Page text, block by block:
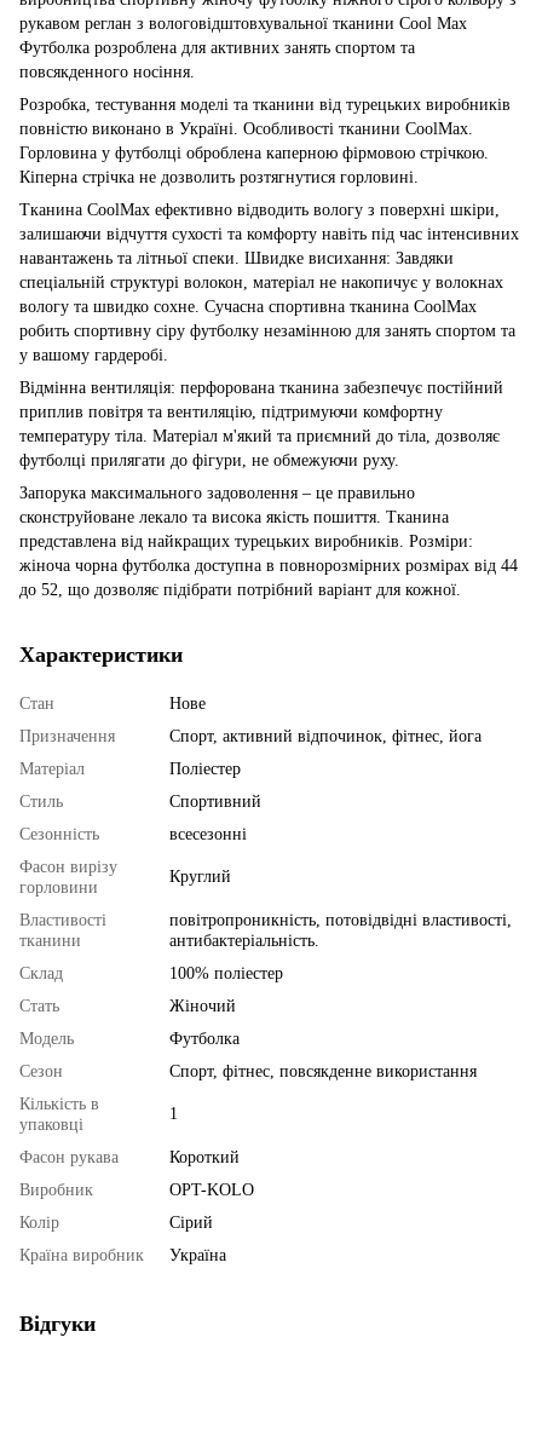
рукавом реглан з вологовідштовхувальної тканини Cool Max
Футболка розроблена для активних занять спортом та
повсякденного носіння.
Розробка, тестування моделі та тканини від турецьких виробників
повністю виконано в Україні. Особливості тканини CoolMax.
Горловина у футболці оброблена каперною фірмовою стрічкою.
Кіперна стрічка не дозволить розтягнутися горловині.
Тканина CoolMax ефективно відводить вологу з поверхні шкіри,
залишаючи відчуття сухості та комфорту навіть під час інтенсивних
навантажень та літньої спеки. Швидке висихання: Завдяки
спеціальній структурі волокон, матеріал не накопичує у волокнах
вологу та швидко сохне. Сучасна спортивна тканина CoolMax
робить спортивну сіру футболку незамінною для занять спортом та
у вашому гардеробі.
Відмінна вентиляція: перфорована тканина забезпечує постійний
приплив повітря та вентиляцію, підтримуючи комфортну
температуру тіла. Матеріал м'який та приємний до тіла, дозволяє
футболці прилягати до фігури, не обмежуючи руху.
Запорука максимального задоволення – це правильно
сконструйоване лекало та висока якість пошиття. Тканина
представлена ​​від найкращих турецьких виробників. Розміри:
жіноча чорна футболка доступна в повнорозмірних розмірах від 44
до 52, що дозволяє підібрати потрібний варіант для кожної.
Характеристики
Стан
Нове
Призначення
Спорт, активний відпочинок, фітнес, йога
Матеріал
Поліестер
Стиль
Спортивний
Сезонність
всесезонні
Фасон вирізу
горловини
Круглий
Властивості
тканини
повітропроникність, потовідвідні властивості,
антибактеріальність.
Склад
100% поліестер
Стать
Жіночий
Мoдель
Футболка
Сезон
Спорт, фітнес, повсякденне використання
Кількість в
упаковці
1
Фасон рукава
Короткий
Виробник
OPT-KOLO
Колір
Сірий
Країна виробник
Україна
Відгуки